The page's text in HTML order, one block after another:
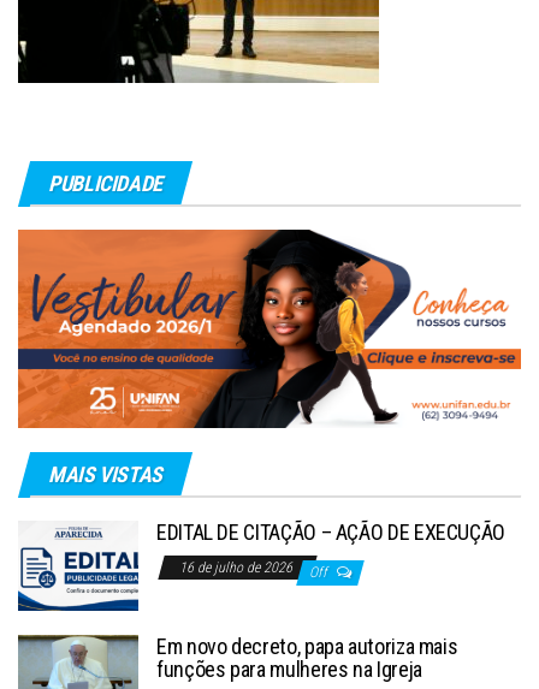
PUBLICIDADE
MAIS VISTAS
EDITAL DE CITAÇÃO – AÇÃO DE EXECUÇÃO
16 de julho de 2026 Off
Em novo decreto, papa autoriza mais
funções para mulheres na Igreja